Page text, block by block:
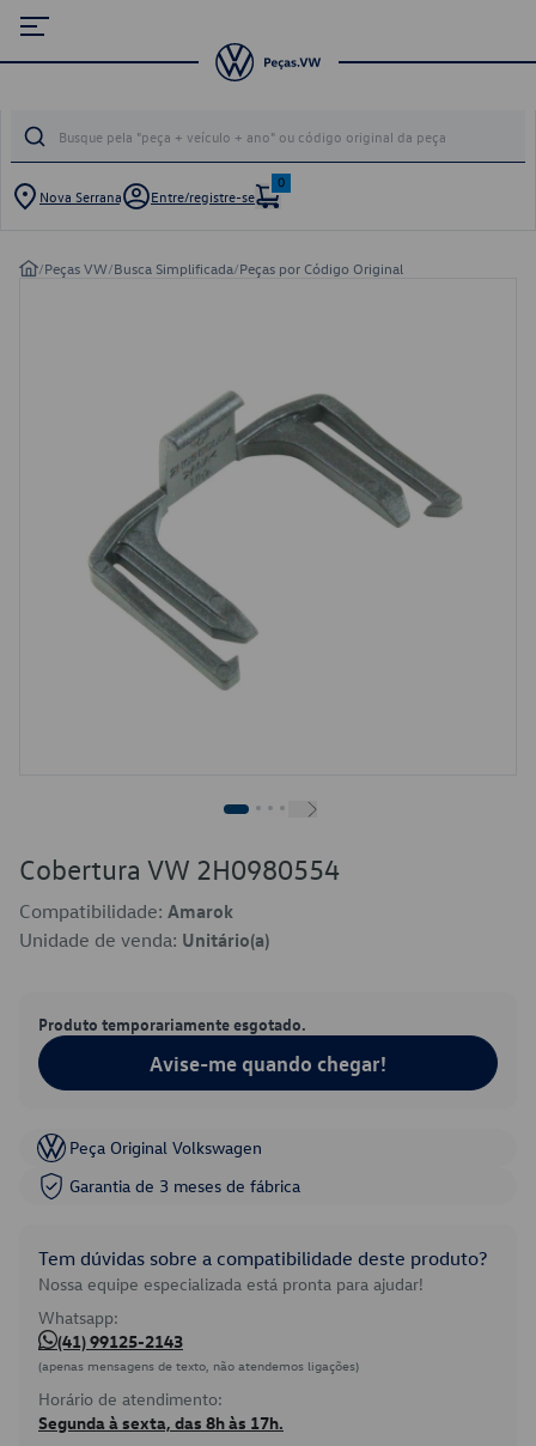
Nova Serrana Entre/registre-se
0
/Peças VW/Busca Simplificada/Peças por Código Original
Cobertura VW 2H0980554
Compatibilidade: Amarok
Unidade de venda: Unitário(a)
Produto temporariamente esgotado.
Avise-me quando chegar!
Peça Original Volkswagen
Garantia de 3 meses de fábrica
Tem dúvidas sobre a compatibilidade deste produto?
Nossa equipe especializada está pronta para ajudar!
Whatsapp:
(41) 99125-2143
(apenas mensagens de texto, não atendemos ligações)
Horário de atendimento:
Segunda à sexta, das 8h às 17h.